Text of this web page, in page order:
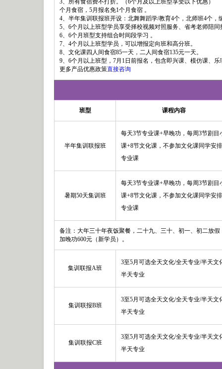
3、所有食宿费不打折。（6个月及以上班型享受以下优
个月食宿，5月报名免1个月食宿 。
4、半年集训联报班开设：北舞舞蹈学/教育4个，北
5、6个月以上班型学员享受择校视频对照服务、省考老师陪
6、6个月班型支持组合时间段学习 。
7、4个月以上班型学员，可以增报定向班和高分班。
8、文化课四人间食宿85一天，二人间食宿135元一天。
9、6个月以上班型，7月1日前报名，包含即兴课、模仿课、
更多产品优惠政策直接咨询
班型 课程内容
半年集训联报班
每天3节专业课+早晚功，每周3节剧目
课+8节文化课，不参加文化课同学安排
专业课
暑期50天集训班
每天3节专业课+早晚功，每周3节剧目
课+8节文化课，不参加文化课同学安排
专业课
备注：大年三十年夜饭聚餐，二十九、三十、初一、初二放
加晚功600元（新学员）。
集训联报A班
3至5月可选全天文化/全天专业/半天文
半天专业
集训联报B班
3至5月可选全天文化/全天专业/半天文
半天专业
集训联报C班
3至5月可选全天文化/全天专业/半天文
半天专业